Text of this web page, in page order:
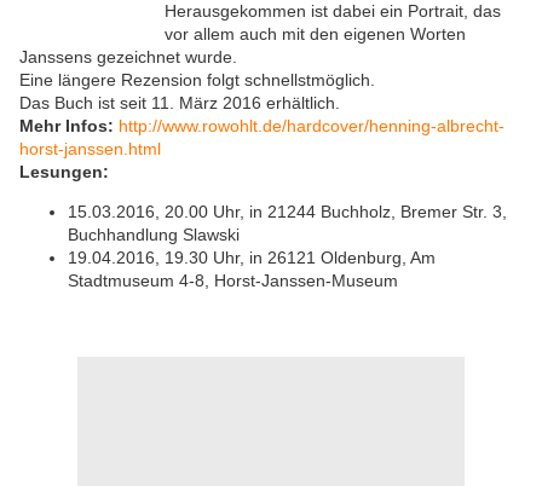
Herausgekommen ist dabei ein Portrait, das
vor allem auch mit den eigenen Worten
Janssens gezeichnet wurde.
Eine längere Rezension folgt schnellstmöglich.
Das Buch ist seit 11. März 2016 erhältlich.
Mehr Infos: http://www.rowohlt.de/hardcover/henning-albrecht-
horst-janssen.html
Lesungen:
15.03.2016, 20.00 Uhr, in 21244 Buchholz, Bremer Str. 3,
Buchhandlung Slawski
19.04.2016, 19.30 Uhr, in 26121 Oldenburg, Am
Stadtmuseum 4-8, Horst-Janssen-Museum